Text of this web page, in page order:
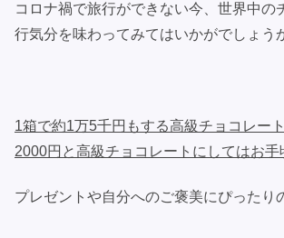
コロナ禍で旅行ができない今、世界中の
行気分を味わってみてはいかがでしょう
1箱で約1万5千円もする高級チョコレー
2000円と高級チョコレートにしてはお手
プレゼントや自分へのご褒美にぴったり